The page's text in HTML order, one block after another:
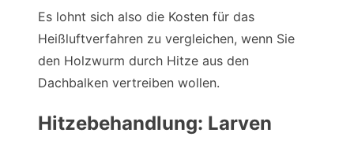
Es lohnt sich also die Kosten für das
Heißluftverfahren zu vergleichen, wenn Sie
den Holzwurm durch Hitze aus den
Dachbalken vertreiben wollen.
Hitzebehandlung: Larven